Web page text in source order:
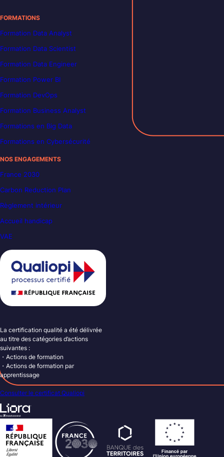
FORMATIONS
Formation Data Analyst
Formation Data Scientist
Formation Data Engineer
Formation Power BI
Formation DevOps
Formation Business Analyst
Formations en Big Data
Formations en Cybersécurité
NOS ENGAGEMENTS
France 2030
Carbon Reduction Plan
Règlement intérieur
Accueil handicap
VAE
La certification qualité a été délivrée
au titre des catégories d’actions
suivantes :
・Actions de formation
・Actions de formation par
apprentissage
Consulter le certificat Qualiopi